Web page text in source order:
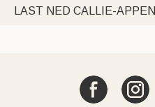
LAST NED CALLIE-APPEN